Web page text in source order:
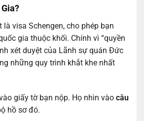
visa Schengen, cho phép bạn
gia thuộc khối. Chính vì “quyền
xét duyệt của Lãnh sự quán Đức
những quy trình khắt khe nhất
giấy tờ bạn nộp. Họ nhìn vào câu
hồ sơ đó.